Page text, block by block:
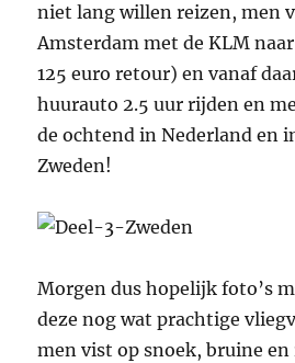
niet lang willen reizen, men
Amsterdam met de KLM
125 euro retour) en vanaf
huurauto 2.5 uur rijden en
de ochtend in Nederland en
Zweden!
Morgen dus hopelijk foto’s
deze nog wat prachtige
men vist op snoek, bruine